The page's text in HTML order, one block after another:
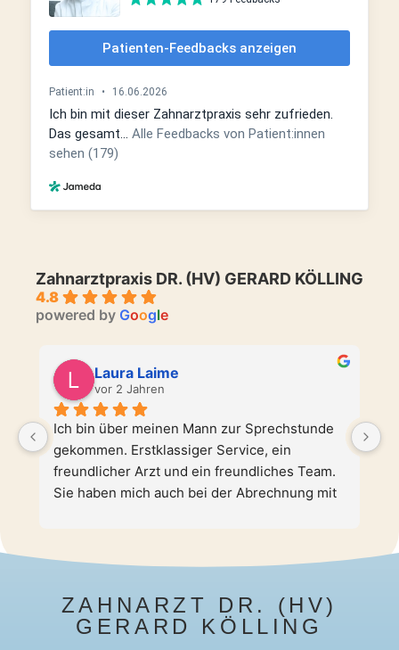
Zahnarztpraxis DR. (HV) GERARD KÖLLING
4.8
powered by Google
Laura Laime
vor 2 Jahren
Ich bin über meinen Mann zur Sprechstunde
gekommen. Erstklassiger Service, ein
freundlicher Arzt und ein freundliches Team.
Sie haben mich auch bei der Abrechnung mit
ZAHNARZT DR. (HV)
GERARD KÖLLING